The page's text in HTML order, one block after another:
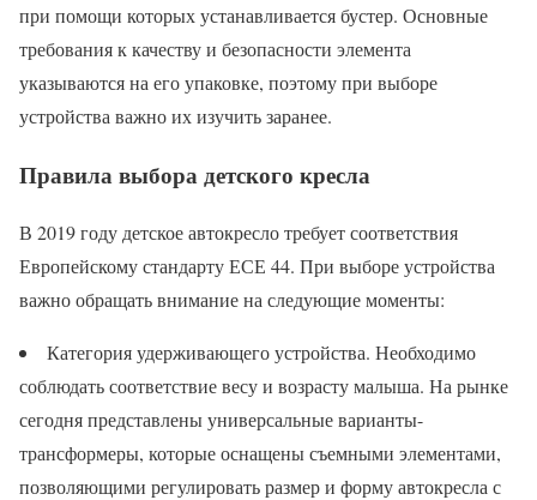
при помощи которых устанавливается бустер. Основные
требования к качеству и безопасности элемента
указываются на его упаковке, поэтому при выборе
устройства важно их изучить заранее.
Правила выбора детского кресла
В 2019 году детское автокресло требует соответствия
Европейскому стандарту ЕСЕ 44. При выборе устройства
важно обращать внимание на следующие моменты:
Категория удерживающего устройства. Необходимо
соблюдать соответствие весу и возрасту малыша. На рынке
сегодня представлены универсальные варианты-
трансформеры, которые оснащены съемными элементами,
позволяющими регулировать размер и форму автокресла с